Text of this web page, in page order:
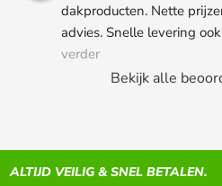
dakproducten. Nette
advies. Snelle levering
verder
Bekijk alle
ALTIJD VEILIG & SNEL BETALEN.